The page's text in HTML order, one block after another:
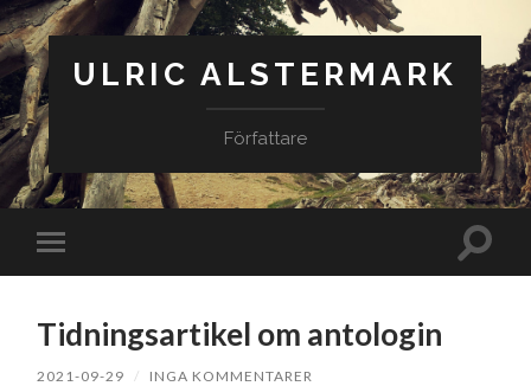
ULRIC ALSTERMARK
Författare
Slå
på/av
Slå
Tidningsartikel om antologin
2021-09-29 / INGA KOMMENTARER